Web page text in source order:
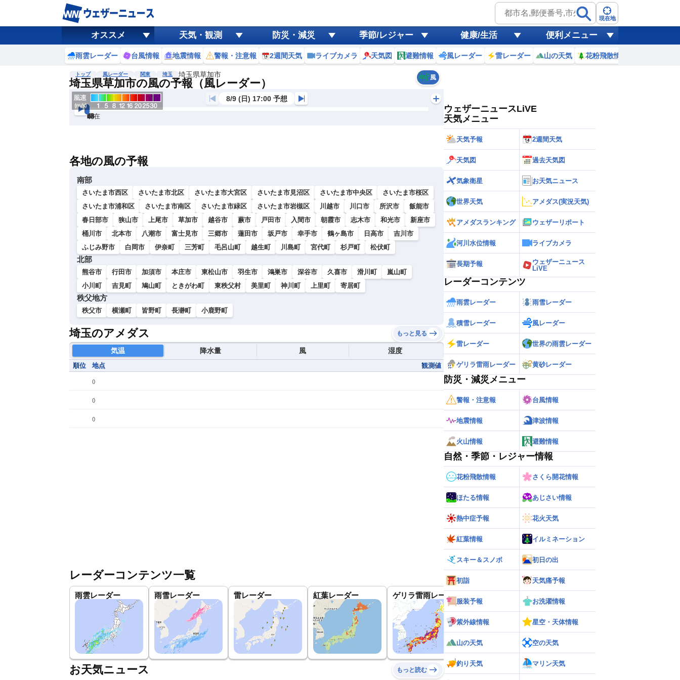
現在地
オススメ 天気・観測 防災・減災 季節/レジャー 健康/生活 便利メニュー
雨雲レーダー 台風情報 地震情報 警報・注意報 2週間天気 ライブカメラ 天気図 避難情報 風レーダー 雷レーダー 山の天気 花粉飛散情報
トップ 風レーダー 関東 埼玉 埼玉県草加市
埼玉県草加市の風の予報（風レーダー） 風
風
黄砂
天気 台風
8/9 (日) 17:00 予想
現在
6h
12
24
36
48
60
72
各地の風の予報
南部
さいたま市西区 さいたま市北区 さいたま市大宮区 さいたま市見沼区 さいたま市中央区
さいたま市桜区
さいたま市浦和区
さいたま市南区 さいたま市緑区 さいたま市岩槻区 川越市 川口市 所沢市
飯能市
春日部市
狭山市 上尾市 草加市 越谷市 蕨市 戸田市 入間市 朝霞市 志木市 和光市
新座市
桶川市
北本市 八潮市 富士見市 三郷市 蓮田市 坂戸市 幸手市 鶴ヶ島市 日高市
吉川市
ふじみ野市
白岡市 伊奈町 三芳町 毛呂山町 越生町 川島町 宮代町 杉戸町 松伏町
北部
熊谷市 行田市 加須市 本庄市 東松山市 羽生市 鴻巣市 深谷市 久喜市 滑川町
嵐山町
小川町
吉見町 鳩山町 ときがわ町 東秩父村 美里町 神川町 上里町 寄居町
秩父地方
秩父市 横瀬町 皆野町 長瀞町 小鹿野町
埼玉のアメダス もっと見る
気温 降水量 風 湿度
順位 地点 観測値
()
()
()
レーダーコンテンツ一覧
雨雲レーダー 雨雪レーダー 雷レーダー 紅葉レーダー ゲリラ雷雨レーダー 世界の雨雲レーダー
お天気ニュース もっと読む
ウェザーニュースLiVE
天気メニュー
天気予報 2週間天気
天気図 過去天気図
気象衛星 お天気ニュース
世界天気 アメダス(実況天気)
アメダスランキング ウェザーリポート
河川水位情報 ライブカメラ
長期予報
ウェザーニュース
LiVE
レーダーコンテンツ
雨雲レーダー 雨雪レーダー
積雪レーダー 風レーダー
雷レーダー 世界の雨雲レーダー
ゲリラ雷雨レーダー 黄砂レーダー
防災・減災メニュー
警報・注意報 台風情報
地震情報 津波情報
火山情報 避難情報
自然・季節・レジャー情報
花粉飛散情報 さくら開花情報
ほたる情報 あじさい情報
熱中症予報 花火天気
紅葉情報 イルミネーション
スキー＆スノボ 初日の出
初詣 天気痛予報
服装予報 お洗濯情報
紫外線情報 星空・天体情報
山の天気 空の天気
釣り天気 マリン天気